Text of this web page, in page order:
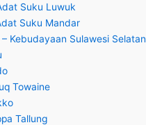
Suku Luwuk
Suku Mandar
Kebudayaan Sulawesi Selatan
Towaine
Tallung